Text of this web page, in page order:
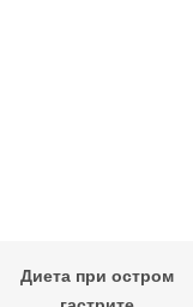
Диета при остром